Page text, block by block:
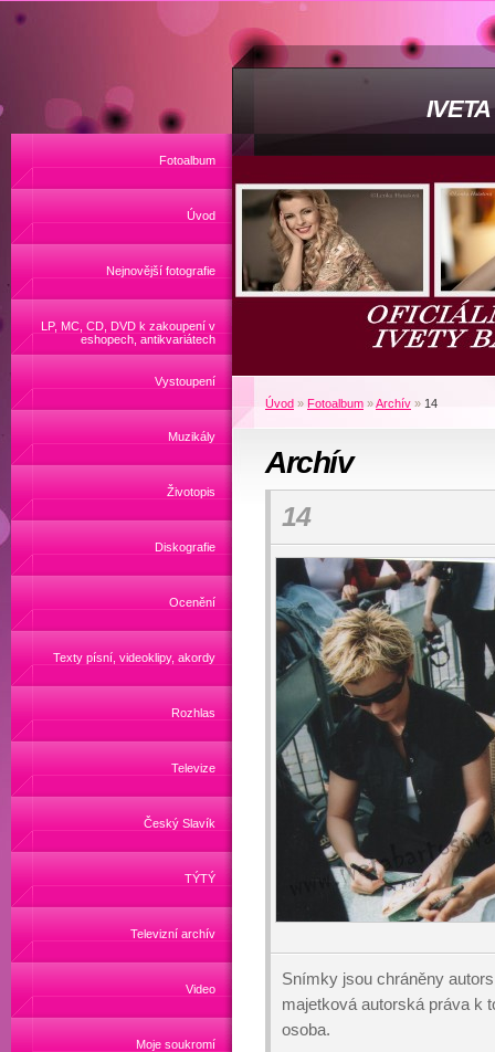
Fotoalbum
Úvod
Nejnovější fotografie
LP, MC, CD, DVD k zakoupení v
eshopech, antikvariátech
Vystoupení
Muzikály
Životopis
Diskografie
Ocenění
Texty písní, videoklipy, akordy
Rozhlas
Televize
Český Slavík
TÝTÝ
Televizní archív
Video
Moje soukromí
Úvod » Fotoalbum »Archív » 14
Archív
14
Snímky jsou chráněny
majetková autorská práva k
osoba.